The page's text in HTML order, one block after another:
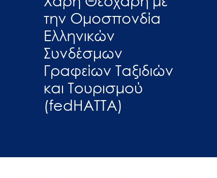
την Ομοσπονδία
Ελληνικών
Συνδέσμων
Γραφείων Ταξιδιών
και Τουρισμού
(fedHATTA)